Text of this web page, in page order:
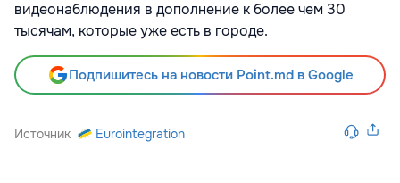
видеонаблюдения в дополнение к более чем 30
тысячам, которые уже есть в городе.
Подпишитесь на новости Point.md в Google
Источник Eurointegration